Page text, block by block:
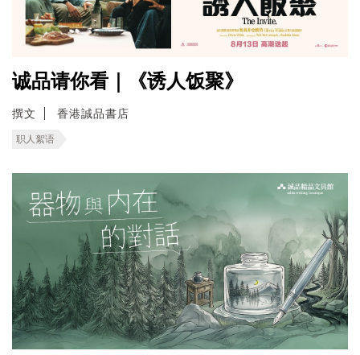
诚品请你看｜《诱人饭聚》
撰文 香港誠品書店
职人絮语